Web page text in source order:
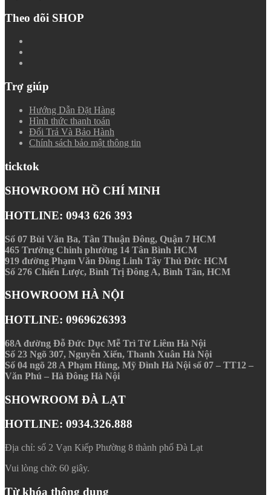
Theo dõi SHOP
Trợ giúp
Hướng Dẫn Đặt Hàng
Hình thức thanh toán
Đổi Trả Và Bảo Hành
Chính sách bảo mật thông tin
ticktok
SHOWROOM HỒ CHÍ MINH
HOTLINE: 0943 626 393
Số 07 Bùi Văn Ba, Tân Thuận Ðông, Quận 7 HCM
465 Trường Chinh phường 14 Tân Bình HCM
919 đường Phạm Văn Đồng Linh Tây Thủ Đức HCM
Số 276 Chiến Lược, Bình Trị Đông A, Bình Tân, HCM
SHOWROOM HÀ NỘI
HOTLINE: 0969626393
68A đường Đỗ Đức Dục Mễ Trì Từ Liêm Hà Nội
Số 23 Ngõ 307, Nguyễn Xiển, Thanh Xuân Hà Nội
Số 04 ngõ 28 A Phạm Hùng, Mỹ Đình Hà Nội số 07 – TT12 –
Văn Phú – Hà Đông Hà Nội
SHOWROOM ĐÀ LẠT
HOTLINE: 0934.326.888
Địa chỉ: số 2 Vạn Kiếp Phường 8 thành phố Đà Lạt
Vui lòng chờ: 60 giây.
Từ khóa thông dụng